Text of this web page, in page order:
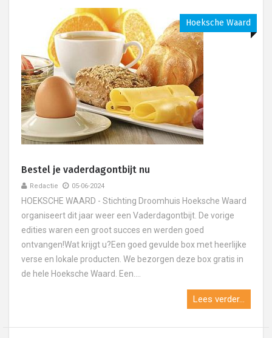
Hoeksche Waard
Bestel je vaderdagontbijt nu
Redactie 05-06-2024
HOEKSCHE WAARD - Stichting Droomhuis Hoeksche Waard
organiseert dit jaar weer een Vaderdagontbijt. De vorige
edities waren een groot succes en werden goed
ontvangen!Wat krijgt u?Een goed gevulde box met heerlijke
verse en lokale producten. We bezorgen deze box gratis in
de hele Hoeksche Waard. Een....
Lees verder...